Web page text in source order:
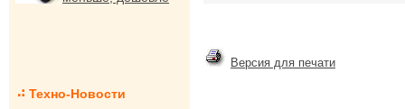
Техно-Новости
Версия для печати